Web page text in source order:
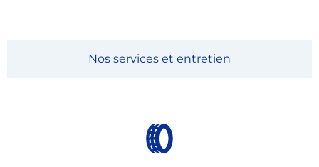
Nos services et entretien